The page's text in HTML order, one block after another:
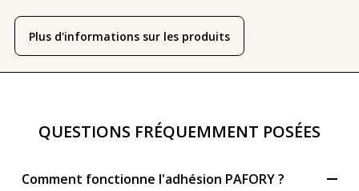
flexibilité. Que tu veuilles découvrir un
nouveau parfum chaque mois avec l'adhésion
Plus d'informations sur les produits
QUESTIONS FRÉQUEMMENT POSÉES
Comment fonctionne l'adhésion PAFORY ?